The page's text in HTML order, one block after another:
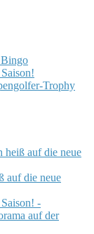
Trophy
heiß auf die neue
auf die neue
-
auf der